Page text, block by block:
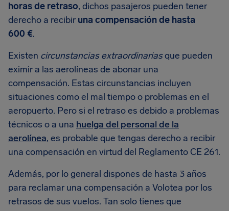
horas de retraso, dichos pasajeros pueden tener
derecho a recibir una compensación de hasta
600 €.
Existen circunstancias extraordinariasque pueden
eximir a las aerolíneas de abonar una
compensación. Estas circunstancias incluyen
situaciones como el mal tiempo o problemas en el
aeropuerto. Pero si el retraso es debido a problemas
técnicos o a una huelga del personal de la
aerolínea, es probable que tengas derecho a recibir
una compensación en virtud del Reglamento CE 261.
Además, por lo general dispones de hasta 3 años
para reclamar una compensación a Volotea por los
retrasos de sus vuelos. Tan solo tienes que